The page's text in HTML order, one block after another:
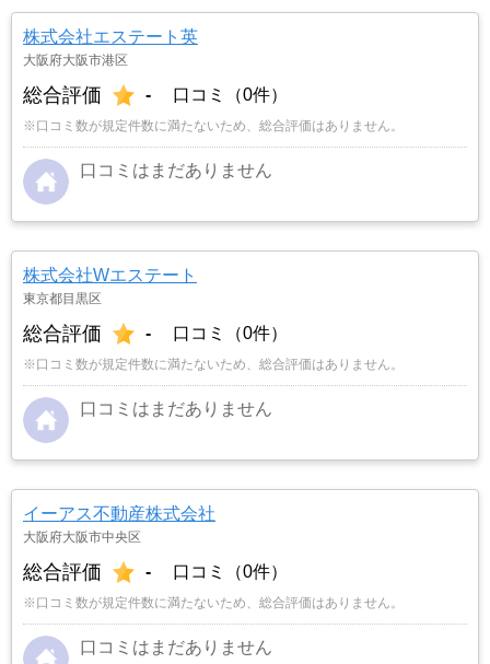
株式会社エステート英
大阪府大阪市港区
総合評価 - 口コミ（0件）
※口コミ数が規定件数に満たないため、総合評価はありません。
口コミはまだありません
株式会社Wエステート
東京都目黒区
総合評価 - 口コミ（0件）
※口コミ数が規定件数に満たないため、総合評価はありません。
口コミはまだありません
イーアス不動産株式会社
大阪府大阪市中央区
総合評価 - 口コミ（0件）
※口コミ数が規定件数に満たないため、総合評価はありません。
口コミはまだありません